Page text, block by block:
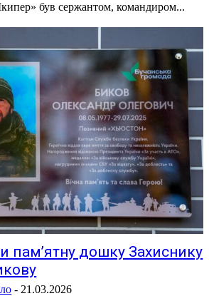
був сержантом, командиром...
пам’ятну дошку Захиснику
- 21.03.2026